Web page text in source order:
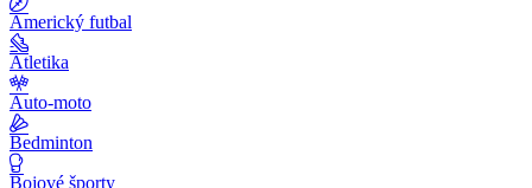
Americký futbal
Atletika
Auto-moto
Bedminton
Bojové športy